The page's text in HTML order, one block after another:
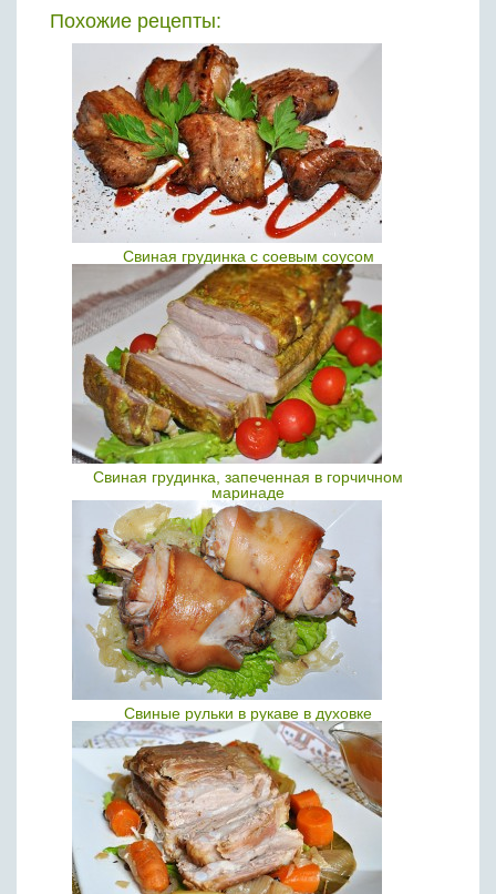
Похожие рецепты:
Свиная грудинка с соевым соусом
Свиная грудинка, запеченная в горчичном
маринаде
Свиные рульки в рукаве в духовке